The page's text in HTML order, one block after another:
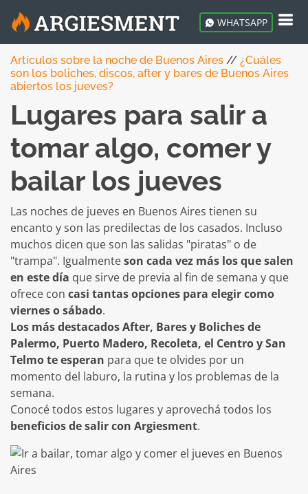
WHATSAPP
Artículos sobre la noche de Buenos Aires // ¿Cuáles
son los boliches, discos, after y bares de Buenos Aires
abiertos los jueves?
Lugares para salir a
tomar algo, comer y
bailar los jueves
Las noches de jueves en Buenos Aires tienen su
encanto y son las predilectas de los casados. Incluso
muchos dicen que son las salidas "piratas" o de
"trampa". Igualmenteson cada vez más los que salen
en este día que sirve de previa al fin de semana y que
ofrece con casi tantas opciones para elegir como
viernes o sábado.
Los más destacados After, Bares y Boliches de
Palermo, Puerto Madero, Recoleta, el Centro y San
Telmo te esperan para que te olvides por un
momento del laburo, la rutina y los problemas de la
semana.
Conocé todos estos lugares y aprovechá todos los
beneficios de salir con Argiesment.